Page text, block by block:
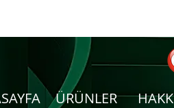
ÜRÜNLER